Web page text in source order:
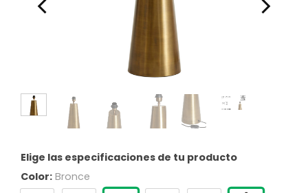
Elige las especificaciones de tu producto
Color: Bronce